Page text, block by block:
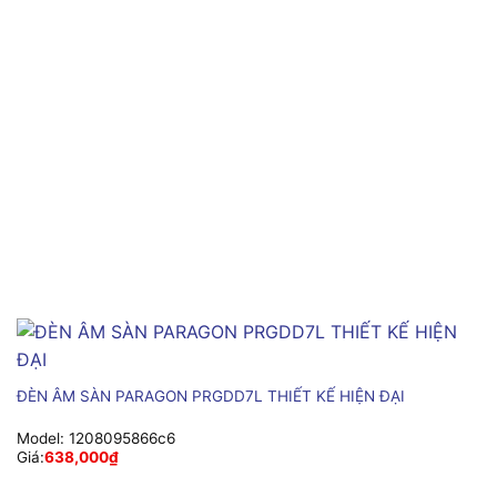
ĐÈN ÂM SÀN PARAGON PRGDD7L THIẾT KẾ HIỆN ĐẠI
Model: 1208095866c6
Giá:638,000₫